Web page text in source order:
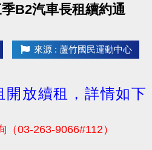
體態保養有興趣之民眾報名
2639066 #106
季B2汽車長租續約通
來源 : 蘆竹國民運動中心
開放續租，詳情如下
03-263-9066#112）